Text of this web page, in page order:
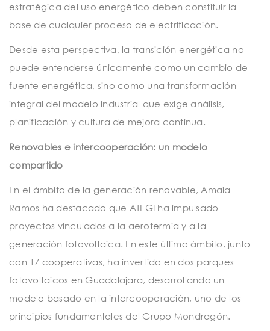
estratégica del uso energético deben constituir la
base de cualquier proceso de electrificación.
Desde esta perspectiva, la transición energética no
puede entenderse únicamente como un cambio de
fuente energética, sino como una transformación
integral del modelo industrial que exige análisis,
planificación y cultura de mejora continua.
Renovables e intercooperación: un modelo
compartido
En el ámbito de la generación renovable, Amaia
Ramos ha destacado que ATEGI ha impulsado
proyectos vinculados a la aerotermia y a la
generación fotovoltaica. En este último ámbito, junto
con 17 cooperativas, ha invertido en dos parques
fotovoltaicos en Guadalajara, desarrollando un
modelo basado en la intercooperación, uno de los
principios fundamentales del Grupo Mondragón.